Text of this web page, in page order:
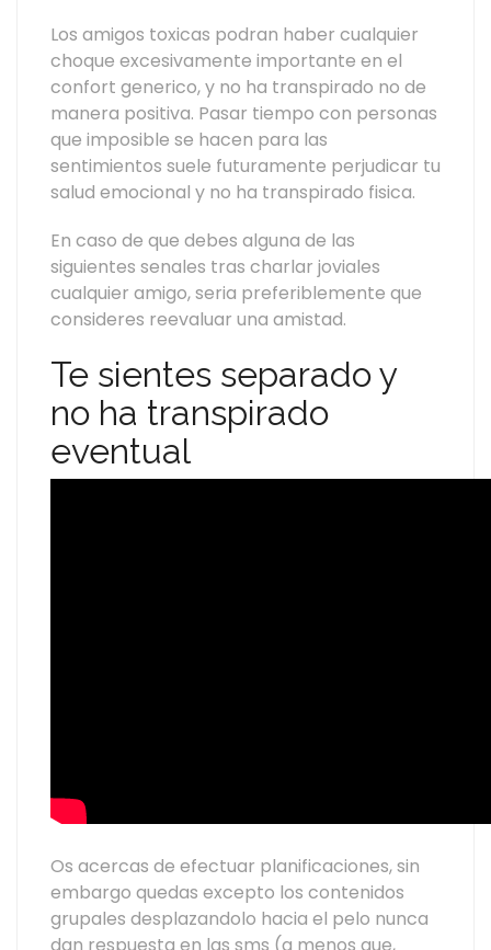
Los amigos toxicas podran haber cualquier
choque excesivamente importante en el
confort generico, y no ha transpirado no de
manera positiva. Pasar tiempo con personas
que imposible se hacen para las
sentimientos suele futuramente perjudicar tu
salud emocional y no ha transpirado fisica.
En caso de que debes alguna de las
siguientes senales tras charlar joviales
cualquier amigo, seria preferiblemente que
consideres reevaluar una amistad.
Te sientes separado y
no ha transpirado
eventual
Os acercas de efectuar planificaciones, sin
embargo quedas excepto los contenidos
grupales desplazandolo hacia el pelo nunca